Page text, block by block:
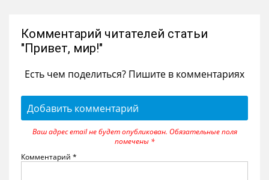
Комментарий читателей статьи
"Привет, мир!"
Есть чем поделиться? Пишите в комментариях
Добавить комментарий
Ваш адрес email не будет опубликован. Обязательные поля
помечены *
Комментарий *